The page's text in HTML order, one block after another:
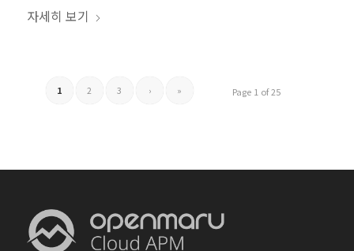
자세히 보기
Page 1 of 25
1 2 3 › »